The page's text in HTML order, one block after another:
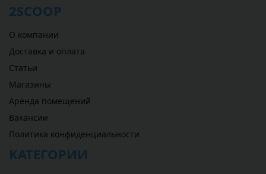
2SCOOP
О компании
Доставка и оплата
Статьи
Магазины
Аренда помещений
Вакансии
Политика конфиденциальности
КАТЕГОРИИ